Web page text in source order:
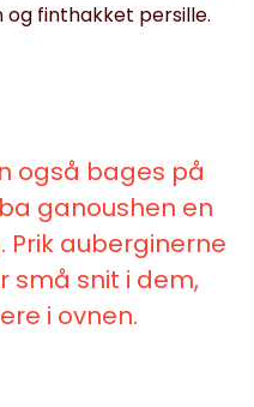
finthakket persille.
også bages på
ganoushen en
auberginerne
små snit i dem,
i ovnen.